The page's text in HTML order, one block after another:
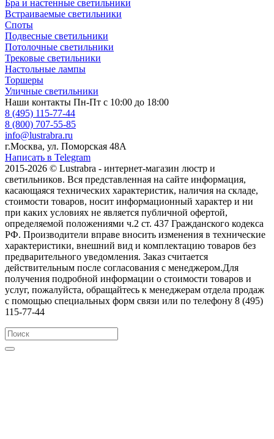
Бра и настенные светильники
Встраиваемые светильники
Споты
Подвесные светильники
Потолочные светильники
Трековые светильники
Настольные лампы
Торшеры
Уличные светильники
Наши контакты Пн-Пт с 10:00 до 18:00
8 (495) 115-77-44
8 (800) 707-55-85
info@lustrabra.ru
г.Москва, ул. Поморская 48А
Написать в Telegram
2015-2026 © Lustrabra - интернет-магазин люстр и
светильников. Вся представленная на сайте информация,
касающаяся технических характеристик, наличия на складе,
стоимости товаров, носит информационный характер и ни
при каких условиях не является публичной офертой,
определяемой положениями ч.2 ст. 437 Гражданского кодекса
РФ. Производители вправе вносить изменения в технические
характеристики, внешний вид и комплектацию товаров без
предварительного уведомления. Заказ считается
действительным после согласования с менеджером.Для
получения подробной информации о стоимости товаров и
услуг, пожалуйста, обращайтесь к менеджерам отдела продаж
с помощью специальных форм связи или по телефону 8 (495)
115-77-44